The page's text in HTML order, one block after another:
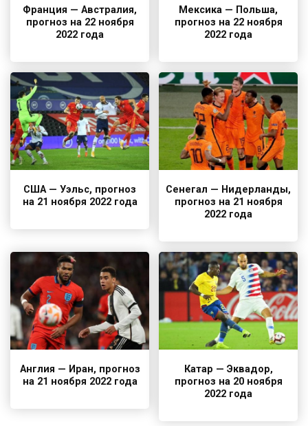
Франция — Австралия,
прогноз на 22 ноября
2022 года
Мексика — Польша,
прогноз на 22 ноября
2022 года
США — Уэльс, прогноз
на 21 ноября 2022 года
Сенегал — Нидерланды,
прогноз на 21 ноября
2022 года
Англия — Иран, прогноз
на 21 ноября 2022 года
Катар — Эквадор,
прогноз на 20 ноября
2022 года